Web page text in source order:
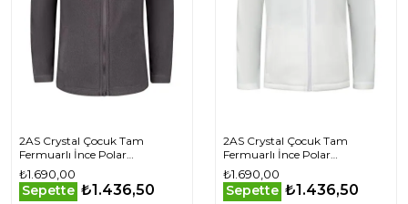
2AS Crystal Çocuk Tam
Fermuarlı İnce Polar
Sweatshirt Antrasit
₺1.690,00
Sepette ₺1.436,50
2AS Crystal Çocuk Tam
Fermuarlı İnce Polar
Sweatshirt Beyaz
₺1.690,00
Sepette ₺1.436,50